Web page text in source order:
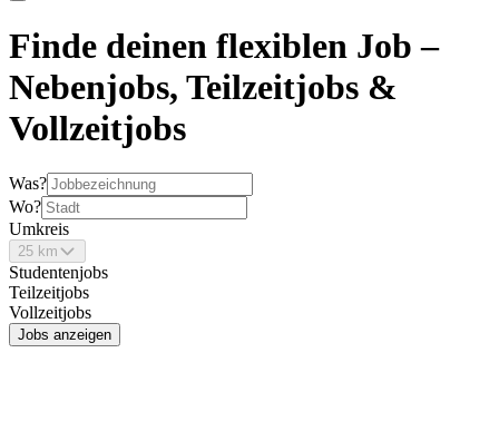
Finde deinen flexiblen Job –
Nebenjobs, Teilzeitjobs &
Vollzeitjobs
Was?
Wo?
Umkreis
25 km
Studentenjobs
Teilzeitjobs
Vollzeitjobs
Jobs anzeigen